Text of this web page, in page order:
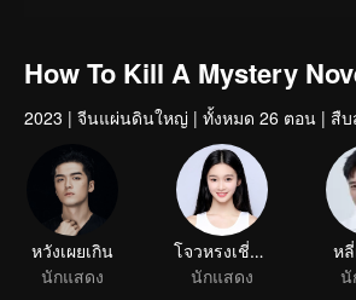
How To Kill A Mystery
2023 | จีนแผ่นดินใหญ่ | ทั้งหมด 26 ตอน | สื
หวังเผยเกิน
นักแสดง
โจวหรงเชี่ยน
นักแสดง
หลี่
นั